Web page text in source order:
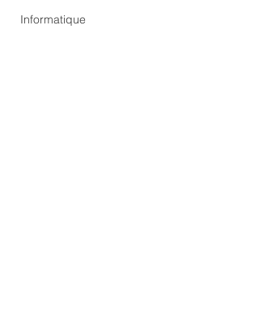
Informatique